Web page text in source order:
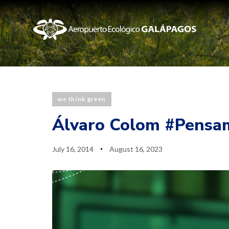
PUBLISHED
IN:
we think green
Álvaro Colom
Published
on:
July 16, 2014
Last
updated:
August 16, 2023